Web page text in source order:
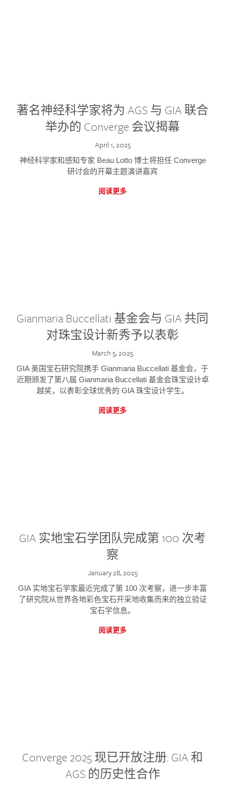
著名神经科学家将为 AGS 与 GIA 联合
举办的 Converge 会议揭幕
April 1, 2025
神经科学家和感知专家 Beau Lotto 博士将担任 Converge
研讨会的开幕主题演讲嘉宾
阅读更多
Gianmaria Buccellati 基金会与 GIA 共同
对珠宝设计新秀予以表彰
March 5, 2025
GIA 美国宝石研究院携手 Gianmaria Buccellati 基金会，于
近期颁发了第八届 Gianmaria Buccellati 基金会珠宝设计卓
越奖，以表彰全球优秀的 GIA 珠宝设计学生。
阅读更多
GIA 实地宝石学团队完成第 100 次考
察
January 28, 2025
GIA 实地宝石学家最近完成了第 100 次考察，进一步丰富
了研究院从世界各地彩色宝石开采地收集而来的独立验证
宝石学信息。
阅读更多
Converge 2025 现已开放注册: GIA 和
AGS 的历史性合作